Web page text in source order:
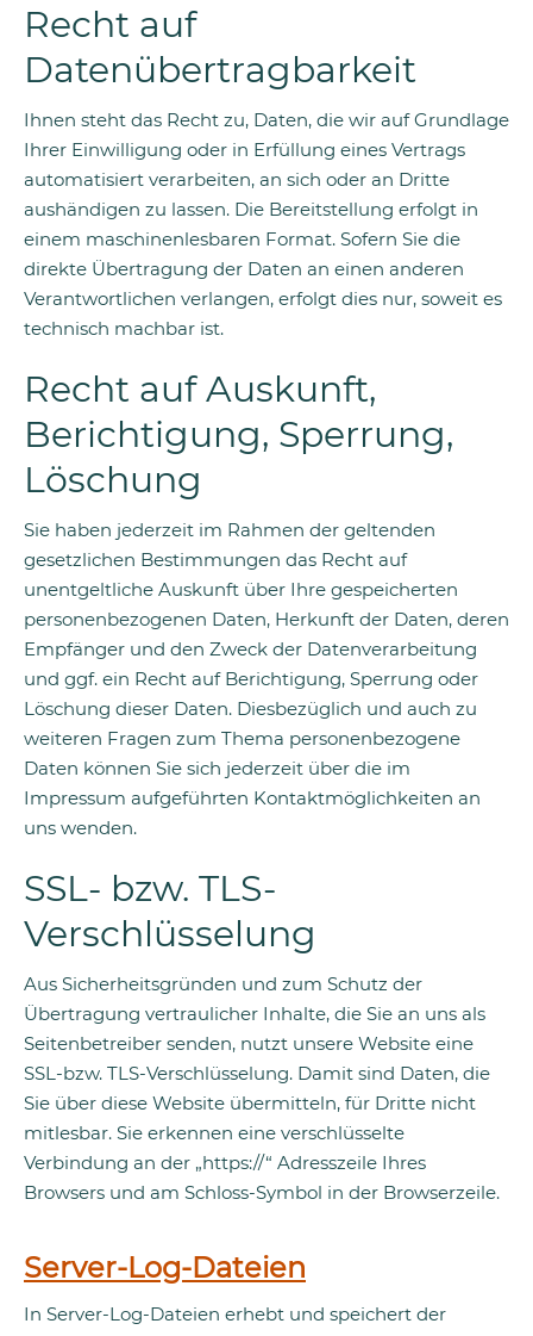
Recht auf
Datenübertragbarkeit
Ihnen steht das Recht zu, Daten, die wir auf Grundlage
Ihrer Einwilligung oder in Erfüllung eines Vertrags
automatisiert verarbeiten, an sich oder an Dritte
aushändigen zu lassen. Die Bereitstellung erfolgt in
einem maschinenlesbaren Format. Sofern Sie die
direkte Übertragung der Daten an einen anderen
Verantwortlichen verlangen, erfolgt dies nur, soweit es
technisch machbar ist.
Recht auf Auskunft,
Berichtigung, Sperrung,
Löschung
Sie haben jederzeit im Rahmen der geltenden
gesetzlichen Bestimmungen das Recht auf
unentgeltliche Auskunft über Ihre gespeicherten
personenbezogenen Daten, Herkunft der Daten, deren
Empfänger und den Zweck der Datenverarbeitung
und ggf. ein Recht auf Berichtigung, Sperrung oder
Löschung dieser Daten. Diesbezüglich und auch zu
weiteren Fragen zum Thema personenbezogene
Daten können Sie sich jederzeit über die im
Impressum aufgeführten Kontaktmöglichkeiten an
uns wenden.
SSL- bzw. TLS-
Verschlüsselung
Aus Sicherheitsgründen und zum Schutz der
Übertragung vertraulicher Inhalte, die Sie an uns als
Seitenbetreiber senden, nutzt unsere Website eine
SSL-bzw. TLS-Verschlüsselung. Damit sind Daten, die
Sie über diese Website übermitteln, für Dritte nicht
mitlesbar. Sie erkennen eine verschlüsselte
Verbindung an der „https://“ Adresszeile Ihres
Browsers und am Schloss-Symbol in der Browserzeile.
Server-Log-Dateien
In Server-Log-Dateien erhebt und speichert der